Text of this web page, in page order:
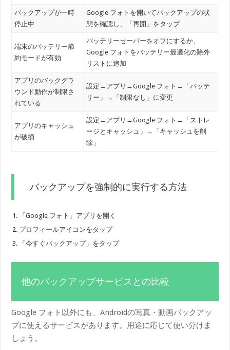
バックアップが一時
停止中
Google フォトを開いてバックアップの状
態を確認し、「再開」をタップ
端末のバッテリー節
約モードが有効
バッテリーセーバーをオフにするか、
Google フォトをバッテリー最適化の除外
リストに追加
アプリのバックグラ
ウンド動作が制限さ
れている
設定→アプリ→Google フォト→「バッテ
リー」→「制限なし」に変更
アプリのキャッシュ
が破損
設定→アプリ→Google フォト→「ストレ
ージとキャッシュ」→「キャッシュを削
除」
バックアップを強制的に実行する方法
「Google フォト」アプリを開く
プロフィールアイコンをタップ
「今すぐバックアップ」をタップ
他のバックアップサービスとの比較
Google フォト以外にも、Androidの写真・動画バックアッ
プに使えるサービスがあります。用途に応じて使い分けま
しょう。